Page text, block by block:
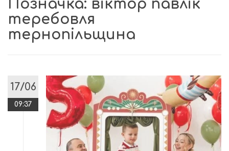
Позначка: віктор павлік
теребовля
тернопільщина
17/06
09:37